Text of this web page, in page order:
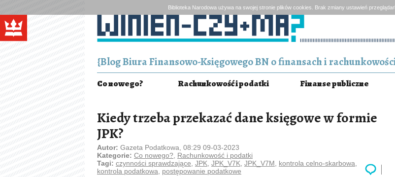
Biblioteka Narodowa używa na swojej stronie plików cookies. Brak zmiany ustawień
{Blog Biura Finansowo-Księgowego BN o finansach i
Co nowego? Rachunkowość i podatki Finanse publiczne
Kiedy trzeba przekazać dane księgowe w formie
JPK?
Autor: Gazeta Podatkowa, 08:29 09-03-2023
Kategorie: Co nowego? Rachunkowość i podatki
Tagi: czynności sprawdzające JPK JPK_V7K JPK_V7M kontrola celno-skarbowa
kontrola podatkowa
postępowanie podatkowe